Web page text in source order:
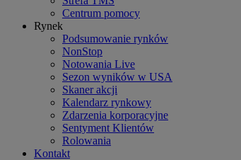
Centrum pomocy
Rynek
Podsumowanie rynków
NonStop
Notowania Live
Sezon wyników w USA
Skaner akcji
Kalendarz rynkowy
Zdarzenia korporacyjne
Sentyment Klientów
Rolowania
Kontakt